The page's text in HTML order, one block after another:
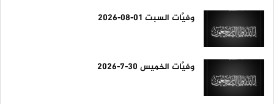
وفيَّات السبت 01-08-2026
وفيَّات الخميس 30-7-2026